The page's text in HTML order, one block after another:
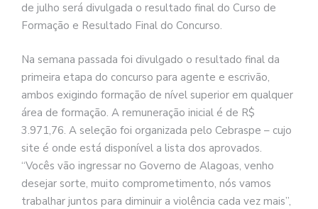
de julho será divulgada o resultado final do Curso de
Formação e Resultado Final do Concurso.
Na semana passada foi divulgado o resultado final da
primeira etapa do concurso para agente e escrivão,
ambos exigindo formação de nível superior em qualquer
área de formação. A remuneração inicial é de R$
3.971,76. A seleção foi organizada pelo Cebraspe – cujo
site é onde está disponível a lista dos aprovados.
“Vocês vão ingressar no Governo de Alagoas, venho
desejar sorte, muito comprometimento, nós vamos
trabalhar juntos para diminuir a violência cada vez mais”,